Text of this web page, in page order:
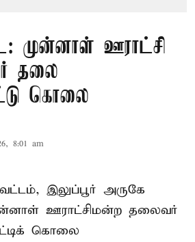
முன்னாள் ஊராட்சி
தலை
கொலை
8:01 am
இலுப்பூர் அருகே
ஊராட்சிமன்ற தலைவர்
கொலை